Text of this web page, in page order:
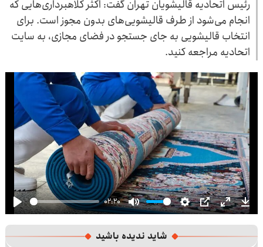
رئیس اتحادیه قالیشویان تهران گفت: اکثر کلاهبرداری‌هایی که
انجام می‌شود از طرف قالیشویی‌های بدون مجوز است. برای
انتخاب قالیشویی به جای جستجو در فضای مجازی، به سایت
اتحادیه مراجعه کنید.
Play
02:20
Mute Settings
PIP Enter
شاید ندیده باشید